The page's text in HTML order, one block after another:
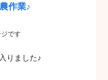
作業♪
です
りました♪